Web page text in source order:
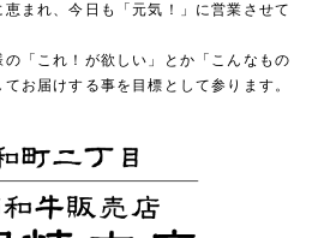
まれ、今日も「元気！」に営業させて
「これ！が欲しい」とか「こんなもの
お届けする事を目標として参ります。